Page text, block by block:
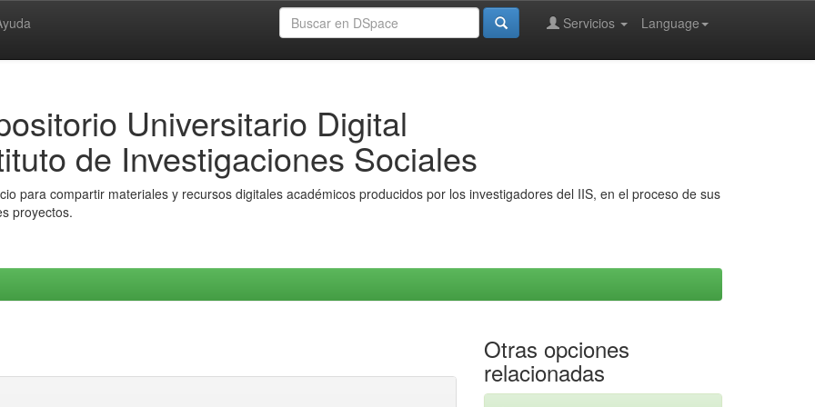
Language
Servicios
Universitario Digital
de Investigaciones Sociales
para compartir materiales y recursos digitales académicos producidos por los investigadores del IIS, en el proceso de sus
proyectos.
Otras opciones
relacionadas